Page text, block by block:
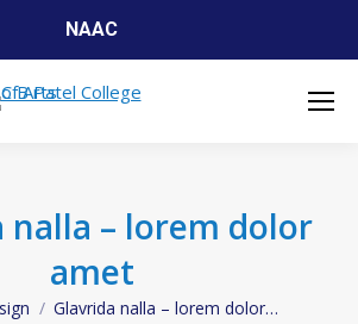
NAAC
nalla – lorem dolor
amet
Glavrida nalla – lorem dolor…